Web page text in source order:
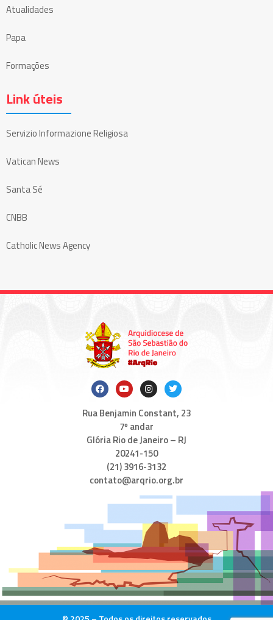
Atualidades
Papa
Formações
Link úteis
Servizio Informazione Religiosa
Vatican News
Santa Sé
CNBB
Catholic News Agency
Rua Benjamin Constant, 23
7º andar
Glória Rio de Janeiro – RJ
20241-150
(21) 3916-3132
contato@arqrio.org.br